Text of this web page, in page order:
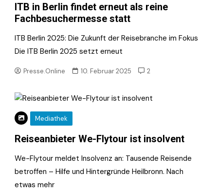
ITB in Berlin findet erneut als reine
Fachbesuchermesse statt
ITB Berlin 2025: Die Zukunft der Reisebranche im Fokus
Die ITB Berlin 2025 setzt erneut
Presse.Online 10. Februar 2025 2
Mediathek
Reiseanbieter We-Flytour ist insolvent
We-Flytour meldet Insolvenz an: Tausende Reisende
betroffen – Hilfe und Hintergründe Heilbronn. Nach
etwas mehr